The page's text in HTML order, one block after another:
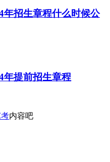
年招生章程什么时候公
年提前招生章程
内容吧